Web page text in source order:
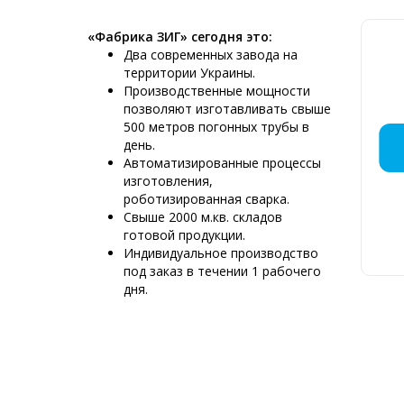
«Фабрика ЗИГ» сегодня это:
Два современных завода на
территории Украины.
Производственные мощности
позволяют изготавливать свыше
500 метров погонных трубы в
день.
Автоматизированные процессы
изготовления,
роботизированная сварка.
Свыше 2000 м.кв. складов
готовой продукции.
Индивидуальное производство
под заказ в течении 1 рабочего
дня.